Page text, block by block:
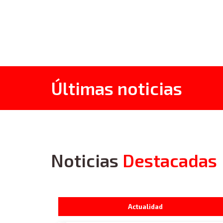
Últimas noticias
Noticias Destacadas
Actualidad